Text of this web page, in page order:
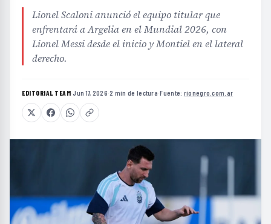
Lionel Scaloni anunció el equipo titular que
enfrentará a Argelia en el Mundial 2026, con
Lionel Messi desde el inicio y Montiel en el lateral
derecho.
EDITORIAL TEAM·Jun 17, 2026·2 min de lectura·Fuente: rionegro.com.ar